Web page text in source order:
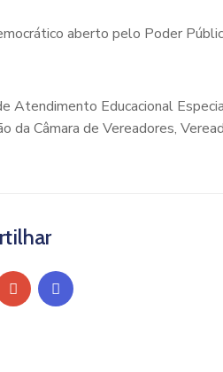
aberto pelo Poder
Atendimento Educacional
da Câmara de Vereadores,